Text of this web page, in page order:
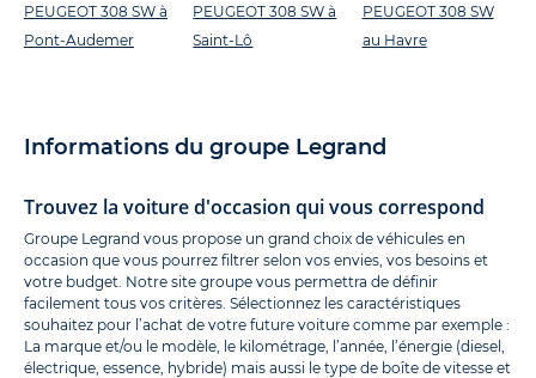
PEUGEOT 308 SW à
Pont-Audemer
PEUGEOT 308 SW à
Saint-Lô
PEUGEOT 308 SW
au Havre
Informations du groupe Legrand
Trouvez la voiture d'occasion qui vous correspond
Groupe Legrand vous propose un grand choix de véhicules en
occasion que vous pourrez filtrer selon vos envies, vos besoins et
votre budget. Notre site groupe vous permettra de définir
facilement tous vos critères. Sélectionnez les caractéristiques
souhaitez pour l’achat de votre future voiture comme par exemple :
La marque et/ou le modèle, le kilométrage, l’année, l’énergie (diesel,
électrique, essence, hybride) mais aussi le type de boîte de vitesse et